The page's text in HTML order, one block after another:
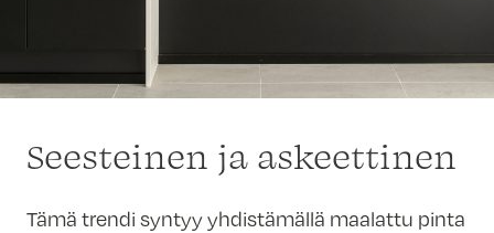
Seesteinen ja askeettinen
Tämä trendi syntyy yhdistämällä maalattu pinta